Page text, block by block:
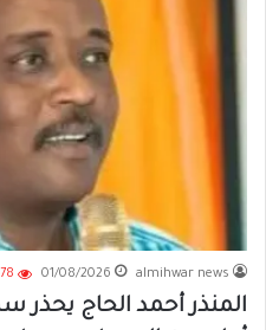
almihwar news
01/08/2026
المنذر أحمد الحاج